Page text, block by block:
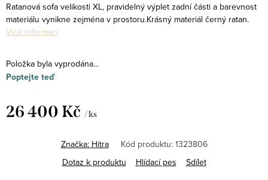
Ratanová sofa velikosti XL, pravidelný výplet zadní části a barevnost
materiálu vynikne zejména v prostoru.Krásný materiál černý ratan.
Více informací
Položka byla vyprodána…
Poptejte teď
26 400 Kč / ks
Značka: Hitra Kód produktu: 1323806
Dotaz k produktu
Hlídací pes Sdílet